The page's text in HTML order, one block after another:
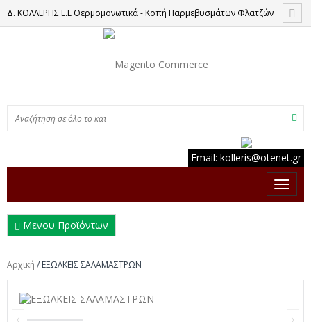
Δ. ΚΟΛΛΕΡΗΣ Ε.Ε Θερμομονωτικά - Κοπή Παρμεβυσμάτων Φλατζών
Email: kolleris@otenet.gr
Μενου Προϊόντων
Αρχική / ΕΞΩΛΚΕΙΣ ΣΑΛΑΜΑΣΤΡΩΝ
‹ ›